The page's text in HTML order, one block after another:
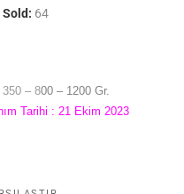
Sold: 64
350 – 800 – 1200 Gr.
Tarihi : 21 Ekim 2023